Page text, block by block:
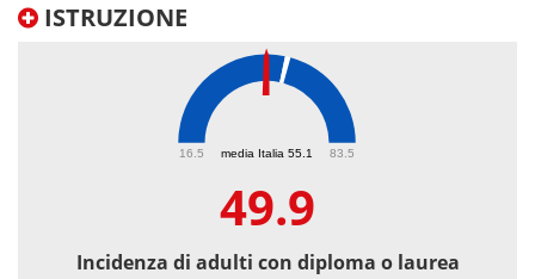
ISTRUZIONE
media Italia 55.1
16.5 83.5
49.9
Incidenza di adulti con diploma o laurea